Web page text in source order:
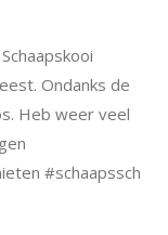
Ondanks de
Heb weer veel
#schaapssch